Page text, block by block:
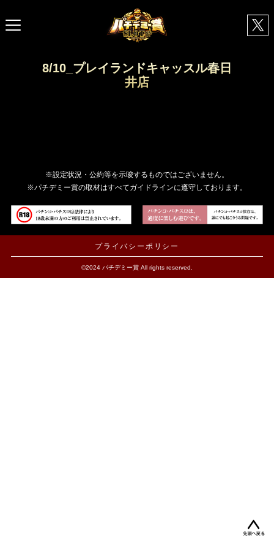
8/10_プレイランドキャッスル春日
井店
※設定状況・公約等を示唆するものではございません。
※パチデミー賞の取材はすべてガイドラインに遵守しております。
プライバシーポリシー
©2024 パチデミー賞 All rights reserved.